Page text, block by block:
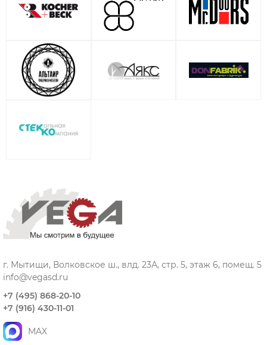
г. Мытищи, Волковское ш., влд. 23А, стр. 5, этаж 6, помещ. 5
info@vegasd.ru
+7 (495) 868-20-10
+7 (916) 430-11-01
MAX